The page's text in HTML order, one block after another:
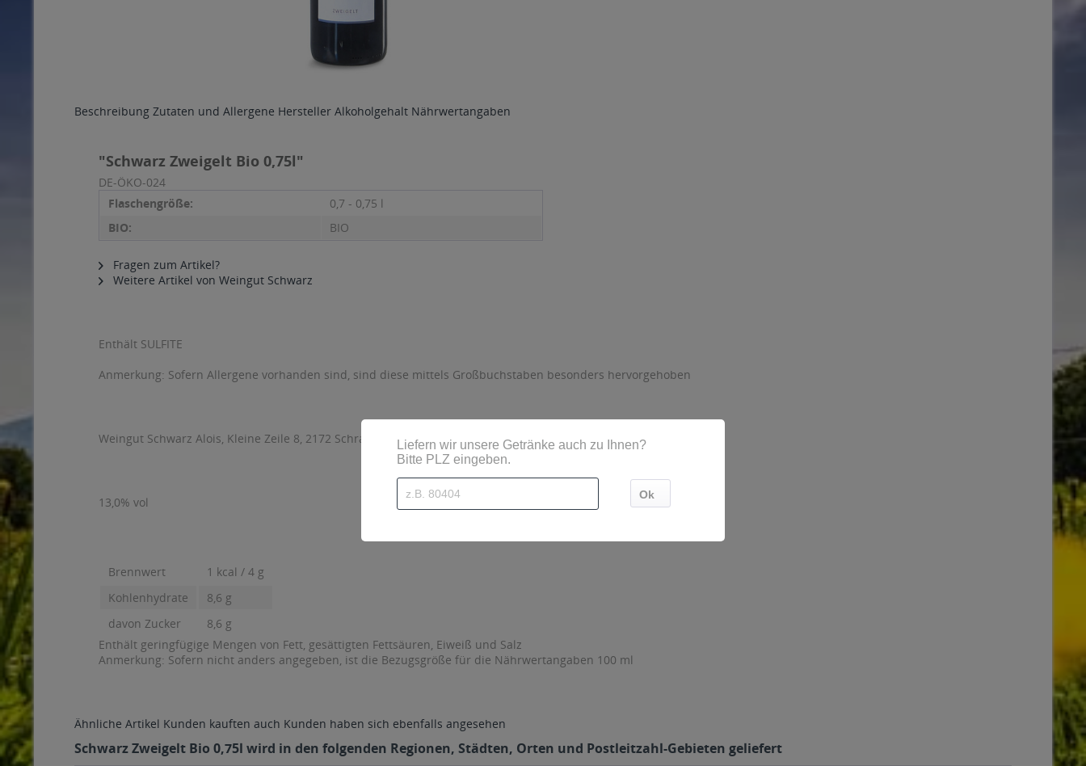
Beschreibung Zutaten und Allergene Hersteller Alkoholgehalt Nährwertangaben
"Schwarz Zweigelt Bio 0,75l"
DE-ÖKO-024
Flaschengröße:
0,7 - 0,75 l
BIO:
BIO
Fragen zum Artikel?
Weitere Artikel von Weingut Schwarz
Enthält SULFITE
Anmerkung: Sofern Allergene vorhanden sind, sind diese mittels Großbuchstaben besonders hervorgehoben
Weingut Schwarz Alois, Kleine Zeile 8, 2172 Schrattenberg
13,0% vol
Brennwert
1 kcal / 4 g
Kohlenhydrate
8,6 g
davon Zucker
8,6 g
Enthält geringfügige Mengen von Fett, gesättigten Fettsäuren, Eiweiß und Salz
Anmerkung: Sofern nicht anders angegeben, ist die Bezugsgröße für die Nährwertangaben 100 ml
Ähnliche Artikel Kunden kauften auch Kunden haben sich ebenfalls angesehen
Schwarz Zweigelt Bio 0,75l wird in den folgenden Regionen, Städten, Orten und Postleitzahl-Gebieten geliefert